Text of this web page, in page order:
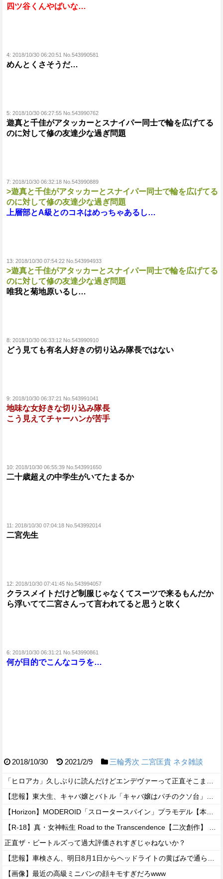
四ツ谷くんやばいな…
4: 2018/10/30 06:20:51 No.543990581
めんとくさそうだ…
5: 2018/10/30 06:27:55 No.543990762
遊真と千佳がアタッカーとスナイパー同士で輪を広げてる
のに対して修の友達少な過ぎ問題
7: 2018/10/30 06:32:18 No.543990889
>遊真と千佳がアタッカーとスナイパー同士で輪を広げてる
のに対して修の友達少な過ぎ問題
上層部とA級とのコネはめっちゃあるし…
13: 2018/10/30 07:54:22 No.543994933
>遊真と千佳がアタッカーとスナイパー同士で輪を広げてる
のに対して修の友達少な過ぎ問題
唯我と菊地原いるし…
8: 2018/10/30 06:33:12 No.543990910
どう見ても有名人好きの切り込み隊長ではない
9: 2018/10/30 06:37:21 No.543991041
地味な女好きな切り込み隊長
こう見えてチャーハンが苦手
10: 2018/10/30 06:55:39 No.543991650
二十歳超えの中学生がいてたまるか
11: 2018/10/30 07:04:18 No.543992014
二宮先生
12: 2018/10/30 07:41:45 No.543994057
クラスメイトだけど制服じゃなくてスーツで来るもんだか
ら浮いてて二宮さんって言われてると思うと吹く
6: 2018/10/30 06:31:21 No.543990861
何が目的でこんなコラを…
2018/10/30 2021/2/9 三輪秀次 二宮匡貴 ネタ雑談
正直ザ・ビートルズって過大評価されすぎじゃねないか？
【画像】最近の高級ミニバンの顔キモすぎだろwww